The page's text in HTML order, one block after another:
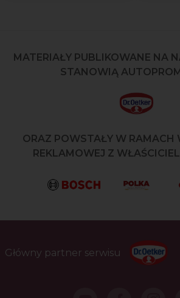
MATERIAŁY PUBLIKOWANE NA
STANOWIĄ
ORAZ POWSTAŁY W RAMACH
REKLAMOWEJ Z
Główny partner serwisu